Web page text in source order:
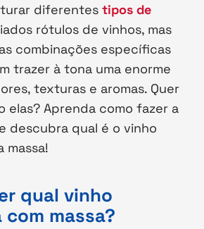
diferentestipos de
rótulos de vinhos, mas
combinações específicas
trazer à tona uma enorme
texturas e aromas. Quer
elas? Aprenda como fazer a
descubra qual é o vinho
massa!
qual vinho
massa?